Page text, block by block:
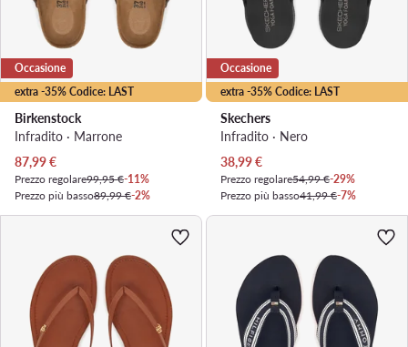
extra -35% Codice: LAST
Occasione
Birkenstock
Infradito · Marrone
Prezzo attuale
87,99€
Prezzo regolare99,95 €-11%
Prezzo più basso89,99 €-2%
extra -35% Codice: LAST
Occasione
Skechers
Infradito · Nero
Prezzo attuale
38,99€
Prezzo regolare54,99 €-29%
Prezzo più basso41,99 €-7%